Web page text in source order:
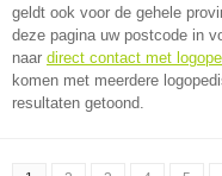
geldt ook voor de gehele
deze pagina uw postcode in
naar direct contact met
komen met meerdere
resultaten getoond.